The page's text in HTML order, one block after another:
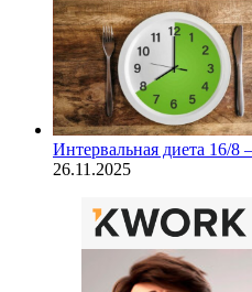
Интервальная диета
26.11.2025